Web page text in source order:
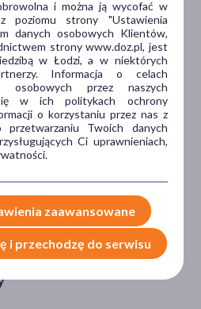
karmi piersią, przypuszcza, że może
dziecko powinna poradzić się
zastosowaniem tego leku.
w ciąży i karmiących piersią
i młodzieży poniżej 18 roku
maszyn
głowy lub osłabienia, nie
ani obsługiwać
i można ją wycofać w
poziomu strony "Ustawienia
danych osobowych Klientów,
strony www.doz.pl, jest
w Łodzi, a w niektórych
Informacja o celach
osobowych przez naszych
w ich politykach ochrony
o korzystaniu przez nas z
Twoich danych
Ci uprawnieniach,
zaawansowane
i przechodzę do serwisu